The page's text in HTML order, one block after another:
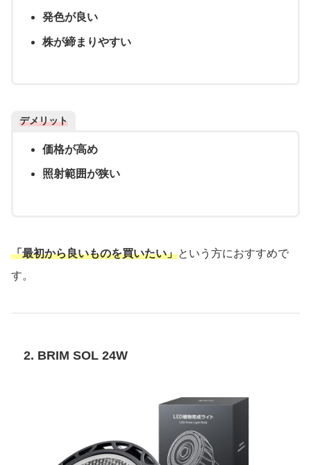
発色が良い
株が締まりやすい
デメリット
価格が高め
照射範囲が狭い
「最初から良いものを買いたい」という方におすすめで
す。
2. BRIM SOL 24W